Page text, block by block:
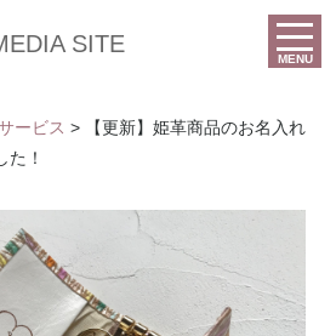
SITE
MENU
ービス > 【更新】姫革商品のお名入れ
た！